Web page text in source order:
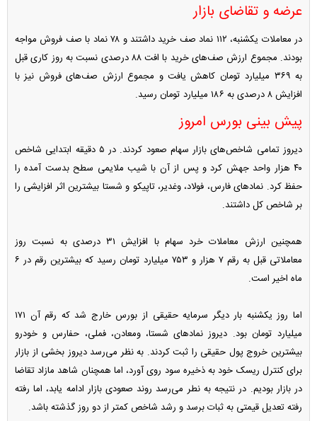
عرضه و تقاضای بازار
در معاملات یکشنبه، ۱۱۲ نماد صف خرید داشتند و ۷۸ نماد با صف فروش مواجه
بودند. مجموع ارزش صف‌های خرید با افت ۸۸ درصدی نسبت به روز کاری قبل
به ۳۶۹ میلیارد تومان کاهش یافت و مجموع ارزش صف‌های فروش نیز با
افزایش ۸ درصدی به ۱۸۶ میلیارد تومان رسید.
پیش بینی بورس امروز
دیروز تمامی شاخص‌های بازار سهام صعود کردند. در ۵ دقیقه ابتدایی شاخص
۴۰ هزار واحد جهش کرد و پس از آن با شیب ملایمی سطح بدست آمده را
حفظ کرد. نماد‌های فارس، فولاد، وغدیر، تاپیکو و شستا بیشترین اثر افزایشی را
بر شاخص کل داشتند.
همچنین ارزش معاملات خرد سهام با افزایش ۳۱ درصدی به نسبت روز
معاملاتی قبل به رقم ۷ هزار و ۷۵۳ میلیارد تومان رسید که بیشترین رقم در ۶
ماه اخیر است.
اما روز یکشنبه بار دیگر سرمایه حقیقی از بورس خارج شد که رقم آن ۱۷۱
میلیارد تومان بود. دیروز نماد‌های شستا، ومعادن، فملی، حفارس و خودرو
بیشترین خروج پول حقیقی را ثبت کردند. به نظر می‌رسد دیروز بخشی از بازار
برای کنترل ریسک خود به ذخیره سود روی آورد، اما همچنان شاهد مازاد تقاضا
در بازار بودیم. در نتیجه به نطر می‌رسد روند صعودی بازار ادامه یابد، اما رفته
رفته تعدیل قیمتی به ثبات برسد و رشد شاخص کمتر از دو روز گذشته باشد.